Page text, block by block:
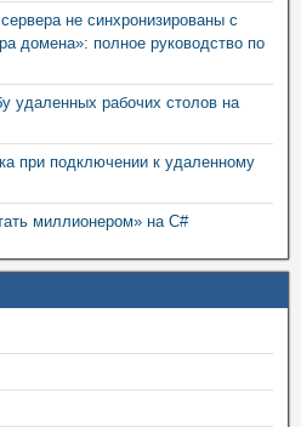
не синхронизированы с
домена»: полное руководство по
удаленных рабочих столов на
при подключении к удаленному
миллионером» на C#